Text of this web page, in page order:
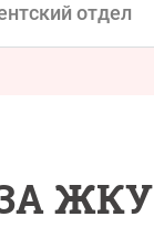
отдел
ЖКУ